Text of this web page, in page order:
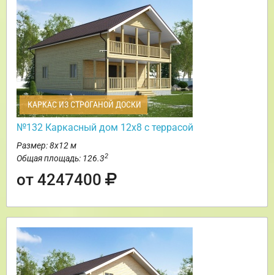
КАРКАС ИЗ СТРОГАНОЙ ДОСКИ
№132 Каркасный дом 12х8 с террасой
Размер: 8х12 м
Общая площадь: 126.32
от 4247400